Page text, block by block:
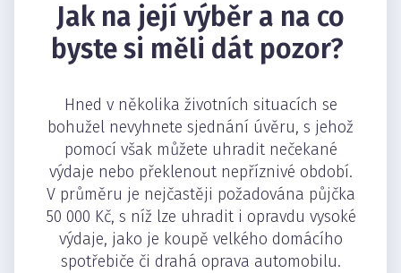
Jak na její výběr a na co
byste si měli dát pozor?
Hned v několika životních situacích se
bohužel nevyhnete sjednání úvěru, s jehož
pomocí však můžete uhradit nečekané
výdaje nebo překlenout nepříznivé období.
V průměru je nejčastěji požadována půjčka
50 000 Kč, s níž lze uhradit i opravdu vysoké
výdaje, jako je koupě velkého domácího
spotřebiče či drahá oprava automobilu.